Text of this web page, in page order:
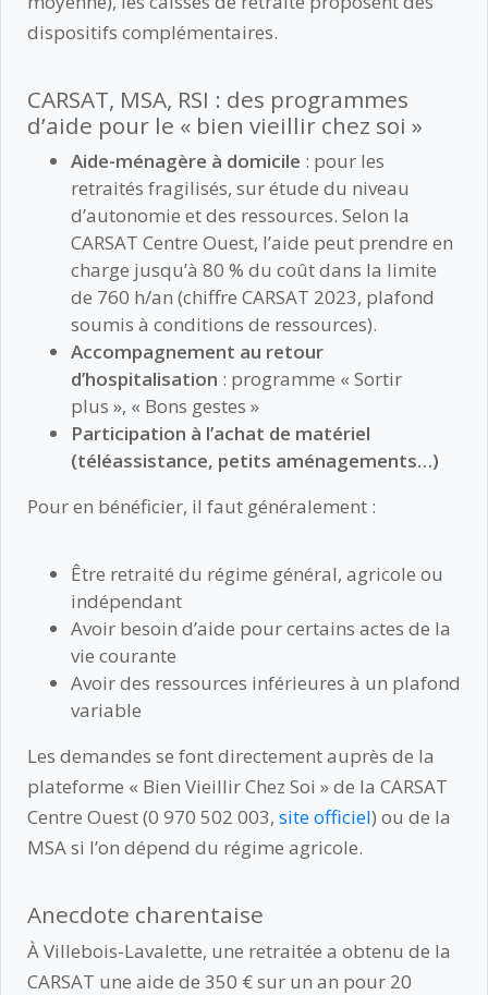
dispositifs complémentaires.
CARSAT, MSA, RSI : des programmes
d’aide pour le « bien vieillir chez soi »
Aide-ménagère à domicile : pour les
retraités fragilisés, sur étude du niveau
d’autonomie et des ressources. Selon la
CARSAT Centre Ouest, l’aide peut prendre en
charge jusqu’à 80 % du coût dans la limite
de 760 h/an (chiffre CARSAT 2023, plafond
soumis à conditions de ressources).
Accompagnement au retour
d’hospitalisation : programme « Sortir
plus », « Bons gestes »
Participation à l’achat de matériel
(téléassistance, petits aménagements…)
Pour en bénéficier, il faut généralement :
Être retraité du régime général, agricole ou
indépendant
Avoir besoin d’aide pour certains actes de la
vie courante
Avoir des ressources inférieures à un plafond
variable
Les demandes se font directement auprès de la
plateforme « Bien Vieillir Chez Soi » de la CARSAT
Centre Ouest (0 970 502 003, site officiel) ou de la
MSA si l’on dépend du régime agricole.
Anecdote charentaise
À Villebois-Lavalette, une retraitée a obtenu de la
CARSAT une aide de 350 € sur un an pour 20